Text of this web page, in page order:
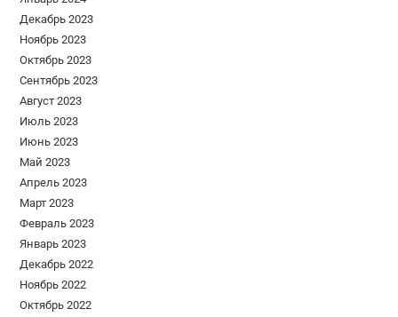
Декабрь 2023
Ноябрь 2023
Октябрь 2023
Сентябрь 2023
Август 2023
Июль 2023
Июнь 2023
Май 2023
Апрель 2023
Март 2023
Февраль 2023
Январь 2023
Декабрь 2022
Ноябрь 2022
Октябрь 2022